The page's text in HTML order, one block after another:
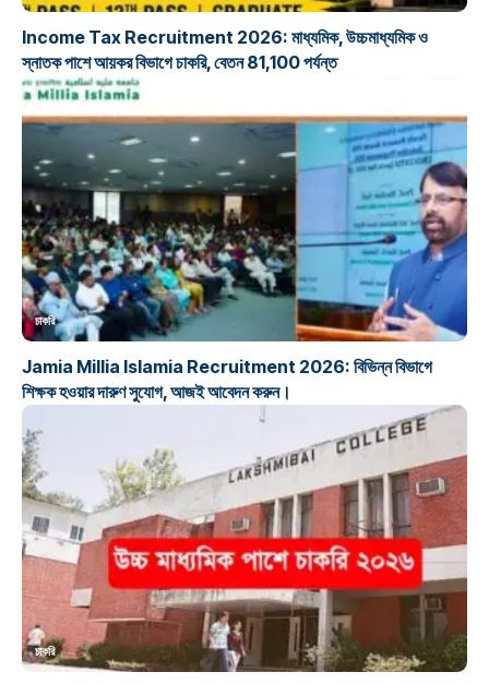
Income Tax Recruitment 2026: মাধ্যমিক, উচ্চমাধ্যমিক ও
স্নাতক পাশে আয়কর বিভাগে চাকরি, বেতন 81,100 পর্যন্ত
চাকরি
Jamia Millia Islamia Recruitment 2026: বিভিন্ন বিভাগে
শিক্ষক হওয়ার দারুণ সুযোগ, আজই আবেদন করুন।
চাকরি